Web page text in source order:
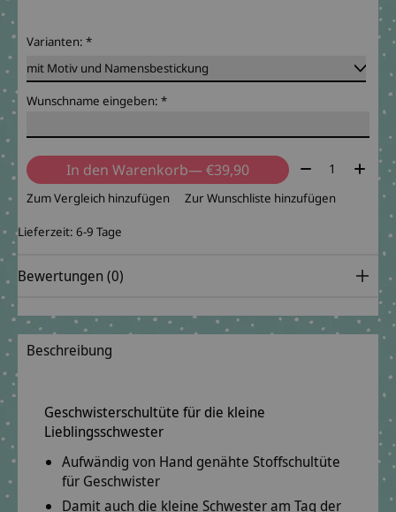
Varianten: *
Wunschname eingeben: *
In den Warenkorb — €39,90 Menge:
Zum Vergleich hinzufügen Zur Wunschliste hinzufügen
Lieferzeit: 6-9 Tage
Bewertungen (0)
Beschreibung
Geschwisterschultüte für die kleine
Lieblingsschwester
Aufwändig von Hand genähte Stoffschultüte
für Geschwister
Damit auch die kleine Schwester am Tag der